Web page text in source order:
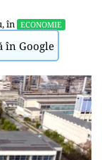
, în ECONOMIE
în Google